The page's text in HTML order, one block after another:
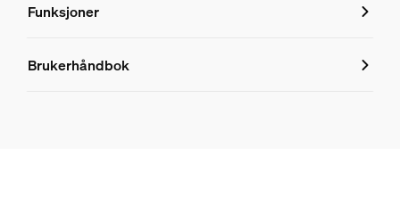
Funksjoner
Funksjoner
Brukerhåndbok